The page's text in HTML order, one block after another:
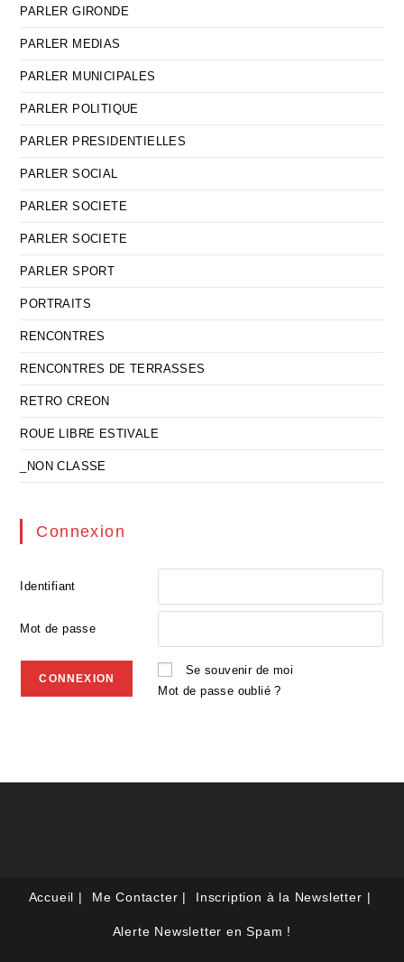
PARLER GIRONDE
PARLER MEDIAS
PARLER MUNICIPALES
PARLER POLITIQUE
PARLER PRESIDENTIELLES
PARLER SOCIAL
PARLER SOCIETE
PARLER SOCIETE
PARLER SPORT
PORTRAITS
RENCONTRES
RENCONTRES DE TERRASSES
RETRO CREON
ROUE LIBRE ESTIVALE
_NON CLASSE
Connexion
Identifiant
Mot de passe
Se souvenir de moi
Mot de passe oublié ?
Accueil Me Contacter Inscription à la Newsletter
Alerte Newsletter en Spam !